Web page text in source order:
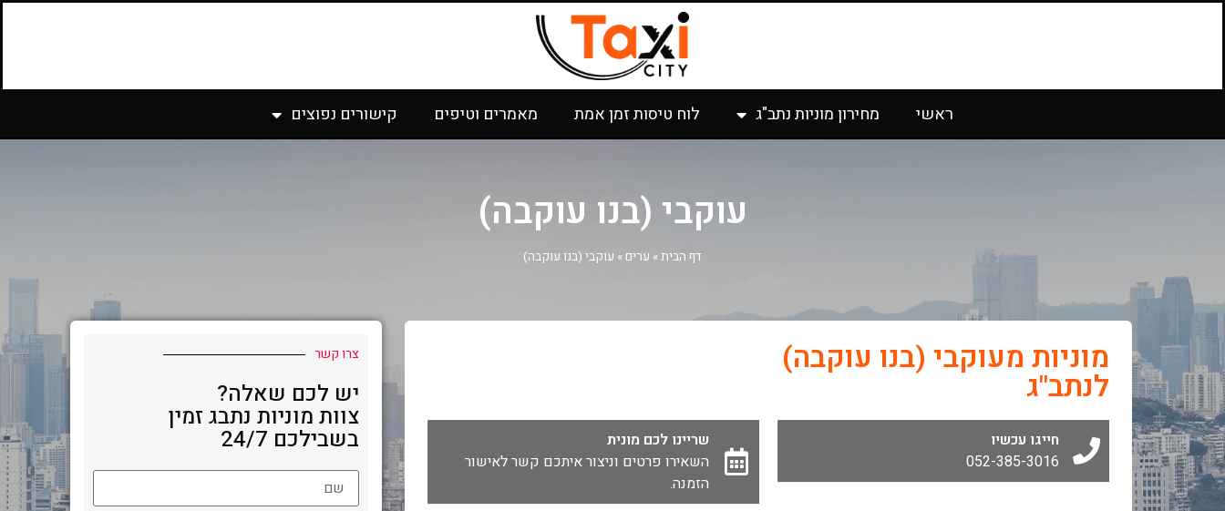
ראשי מחירון מוניות נתב"ג לוח טיסות זמן אמת מאמרים וטיפים קישורים נפוצים
עוקבי (בנו עוקבה)
דף הבית» ערים » עוקבי (בנו עוקבה)
מוניות מעוקבי (בנו עוקבה)
לנתב"ג
חייגו עכשיו
052-385-3016
שריינו לכם מונית
השאירו פרטים וניצור איתכם קשר לאישור
הזמנה.
צרו קשר
יש לכם שאלה?
צוות מוניות נתבג זמין
בשבילכם 24/7